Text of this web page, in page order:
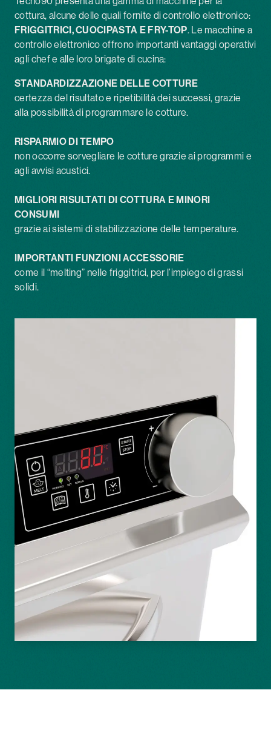
cottura, alcune delle quali fornite di controllo elettronico:
FRIGGITRICI, CUOCIPASTA E FRY-TOP. Le macchine a
controllo elettronico offrono importanti vantaggi operativi
agli chef e alle loro brigate di cucina:
STANDARDIZZAZIONE DELLE COTTURE
certezza del risultato e ripetibilità dei successi, grazie
alla possibilità di programmare le cotture.
RISPARMIO DI TEMPO
non occorre sorvegliare le cotture grazie ai programmi e
agli avvisi acustici.
MIGLIORI RISULTATI DI COTTURA E MINORI
CONSUMI
grazie ai sistemi di stabilizzazione delle temperature.
IMPORTANTI FUNZIONI ACCESSORIE
come il “melting” nelle friggitrici, per l’impiego di grassi
solidi.